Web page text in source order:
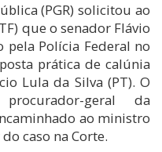
(PGR) solicitou ao
que o senador Flávio
pela Polícia Federal no
prática de calúnia
Lula da Silva (PT). O
geral da
ao ministro
caso na Corte.